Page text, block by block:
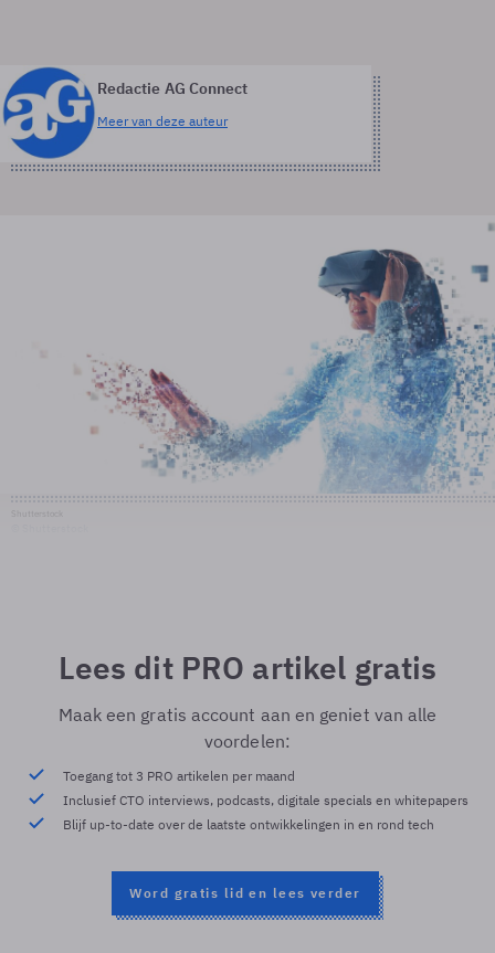
Redactie AG Connect
Meer van deze auteur
Lees dit PRO artikel gratis
Maak een gratis account aan en geniet van alle
voordelen:
Toegang tot 3 PRO artikelen per maand
Inclusief CTO interviews, podcasts, digitale specials en whitepapers
Blijf up-to-date over de laatste ontwikkelingen in en rond tech
Word gratis lid en lees verder